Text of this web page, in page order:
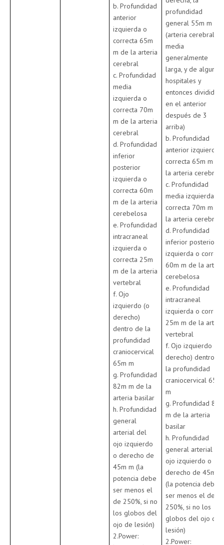
b. Profundidad
anterior
izquierda o
correcta 65m
m de la arteria
cerebral
c. Profundidad
media
izquierda o
correcta 70m
m de la arteria
cerebral
d. Profundidad
inferior
posterior
izquierda o
correcta 60m
m de la arteria
cerebelosa
e. Profundidad
intracraneal
izquierda o
correcta 25m
m de la arteria
vertebral
f. Ojo
izquierdo (o
derecho)
dentro de la
profundidad
craniocervical
65m m
g. Profundidad
82m m de la
arteria basilar
h. Profundidad
general
arterial del
ojo izquierdo
o derecho de
45m m (la
potencia debe
ser menos el
de 250%, si no
los globos del
ojo de lesión)
2.Power:
profundidad
general 55m m
(arteria cerebral
media
generalmente
larga, y de algunos
hospitales y
entonces dividido
en el anterior
después de 3
arriba)
b. Profundidad
anterior izquierda
correcta 65m m de
la arteria cerebral
c. Profundidad
media izquierda o
correcta 70m m de
la arteria cerebral
d. Profundidad
inferior posterior
izquierda o
60m m de la
cerebelosa
e. Profundidad
intracraneal
izquierda o
25m m de la
vertebral
f. Ojo izquierdo (o
derecho) dentro
la profundidad
craniocervical 65m
m
g. Profundidad
m de la arteria
basilar
h. Profundidad
general arterial
ojo izquierdo o
derecho de 45m m
(la potencia debe
ser menos el de
250%, si no los
globos del ojo de
lesión)
2.Power: